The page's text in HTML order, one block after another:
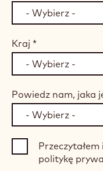
Kraj *
Powiedz nam, jaka
politykę